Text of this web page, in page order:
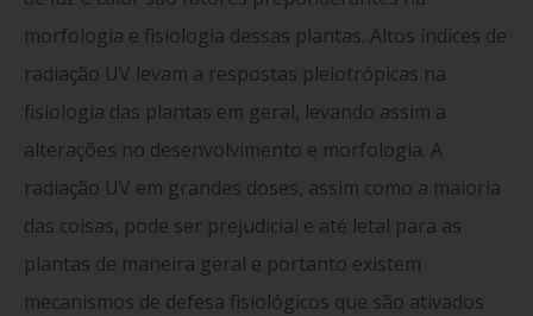
morfologia e fisiologia dessas plantas. Altos índices de
radiação UV levam a respostas pleiotrópicas na
fisiologia das plantas em geral, levando assim a
alterações no desenvolvimento e morfologia. A
radiação UV em grandes doses, assim como a maioria
das coisas, pode ser prejudicial e até letal para as
plantas de maneira geral e portanto existem
mecanismos de defesa fisiológicos que são ativados